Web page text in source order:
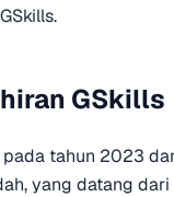
GSkills
pada tahun 2023
yang datang